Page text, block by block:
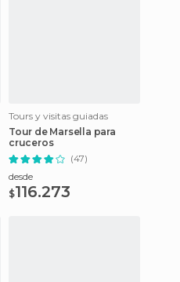
Tours y visitas guiadas
Tour de Marsella para
cruceros
(47)
desde
$116.273